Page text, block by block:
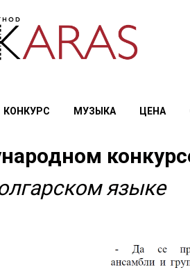
КОНКУРС МУЗЫКА ЦЕНА
языке